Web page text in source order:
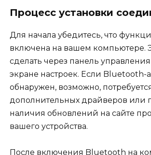
Процесс установки
Для начала убедитесь, что
включена на вашем компьютере.
сделать через панель
экране настроек. Если Bluetooth-
обнаружен, возможно,
дополнительных драйверов или
наличия обновлений на сайте
вашего устройства.
После включения Bluetooth на